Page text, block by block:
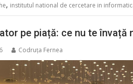
, institutul national de cercetare in
pe piață: ce nu te învață
Codruța Fernea